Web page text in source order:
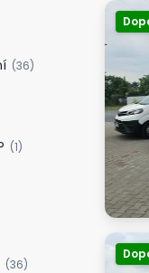
(36)
(1)
(36)